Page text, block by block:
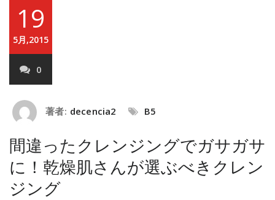
19
5月,2015
0
著者: decencia2 B5
間違ったクレンジングでガサガサ
に！乾燥肌さんが選ぶべきクレン
ジング